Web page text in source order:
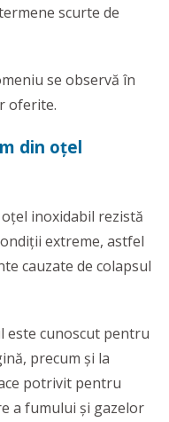
scurte de
se observă în
oferite.
din oțel
inoxidabil rezistă
extreme, astfel
cauzate de colapsul
este cunoscut pentru
precum și la
potrivit pentru
a fumului și gazelor